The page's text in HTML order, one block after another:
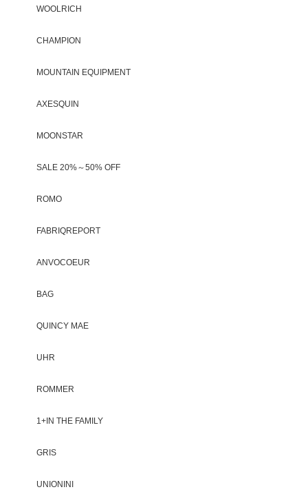
WOOLRICH
CHAMPION
MOUNTAIN EQUIPMENT
AXESQUIN
MOONSTAR
SALE 20%～50% OFF
ROMO
FABRIQREPORT
ANVOCOEUR
BAG
QUINCY MAE
UHR
ROMMER
1+IN THE FAMILY
GRIS
UNIONINI